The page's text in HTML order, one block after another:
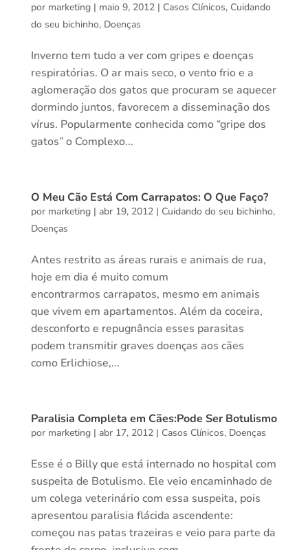
por marketing| maio 9, 2012| Casos Clínicos, Cuidando
do seu bichinho, Doenças
Inverno tem tudo a ver com gripes e doenças
respiratórias. O ar mais seco, o vento frio e a
aglomeração dos gatos que procuram se aquecer
dormindo juntos, favorecem a disseminação dos
vírus. Popularmente conhecida como “gripe dos
gatos” o Complexo...
O Meu Cão Está Com Carrapatos: O Que Faço?
por marketing| abr 19, 2012| Cuidando do seu bichinho,
Doenças
Antes restrito as áreas rurais e animais de rua,
hoje em dia é muito comum
encontrarmos carrapatos, mesmo em animais
que vivem em apartamentos. Além da coceira,
desconforto e repugnância esses parasitas
podem transmitir graves doenças aos cães
como Erlichiose,...
Paralisia Completa em Cães:Pode Ser Botulismo
por marketing| abr 17, 2012| Casos Clínicos, Doenças
Esse é o Billy que está internado no hospital com
suspeita de Botulismo. Ele veio encaminhado de
um colega veterinário com essa suspeita, pois
apresentou paralisia flácida ascendente:
começou nas patas trazeiras e veio para parte da